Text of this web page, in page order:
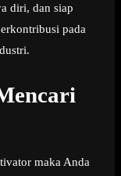
diri, dan siap
pada
maka Anda